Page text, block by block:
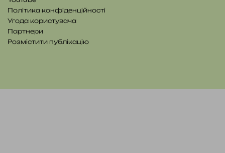
Політика конфіденційності
Угода користувача
Партнери
Розмістити публікацію